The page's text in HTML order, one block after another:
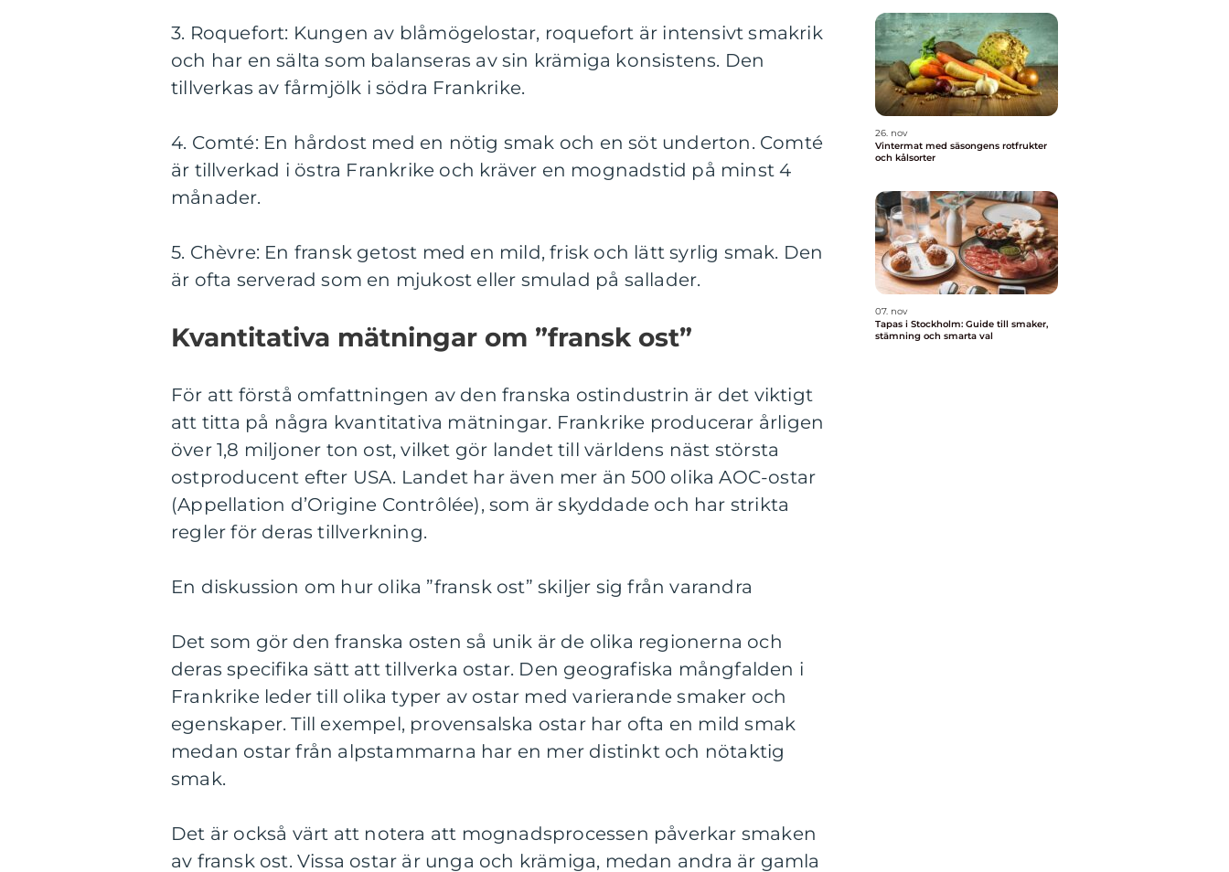
3. Roquefort: Kungen av blåmögelostar, roquefort är intensivt smakrik
och har en sälta som balanseras av sin krämiga konsistens. Den
tillverkas av fårmjölk i södra Frankrike.
4. Comté: En hårdost med en nötig smak och en söt underton. Comté
är tillverkad i östra Frankrike och kräver en mognadstid på minst 4
månader.
5. Chèvre: En fransk getost med en mild, frisk och lätt syrlig smak. Den
är ofta serverad som en mjukost eller smulad på sallader.
Kvantitativa mätningar om ”fransk ost”
För att förstå omfattningen av den franska ostindustrin är det viktigt
att titta på några kvantitativa mätningar. Frankrike producerar årligen
över 1,8 miljoner ton ost, vilket gör landet till världens näst största
ostproducent efter USA. Landet har även mer än 500 olika AOC-ostar
(Appellation d’Origine Contrôlée), som är skyddade och har strikta
regler för deras tillverkning.
En diskussion om hur olika ”fransk ost” skiljer sig från varandra
Det som gör den franska osten så unik är de olika regionerna och
deras specifika sätt att tillverka ostar. Den geografiska mångfalden i
Frankrike leder till olika typer av ostar med varierande smaker och
egenskaper. Till exempel, provensalska ostar har ofta en mild smak
medan ostar från alpstammarna har en mer distinkt och nötaktig
smak.
Det är också värt att notera att mognadsprocessen påverkar smaken
av fransk ost. Vissa ostar är unga och krämiga, medan andra är gamla
26. nov
Vintermat med säsongens rotfrukter
och kålsorter
07. nov
Tapas i Stockholm: Guide till smaker,
stämning och smarta val